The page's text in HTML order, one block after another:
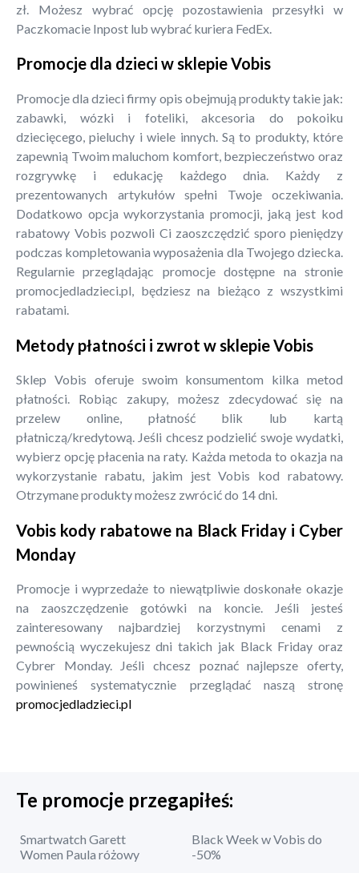
zł. Możesz wybrać opcję pozostawienia przesyłki w
Paczkomacie Inpost lub wybrać kuriera FedEx.
Promocje dla dzieci w sklepie Vobis
Promocje dla dzieci firmy opis obejmują produkty takie jak:
zabawki, wózki i foteliki, akcesoria do pokoiku
dziecięcego, pieluchy i wiele innych. Są to produkty, które
zapewnią Twoim maluchom komfort, bezpieczeństwo oraz
rozgrywkę i edukację każdego dnia. Każdy z
prezentowanych artykułów spełni Twoje oczekiwania.
Dodatkowo opcja wykorzystania promocji, jaką jest kod
rabatowy Vobis pozwoli Ci zaoszczędzić sporo pieniędzy
podczas kompletowania wyposażenia dla Twojego dziecka.
Regularnie przeglądając promocje dostępne na stronie
promocjedladzieci.pl, będziesz na bieżąco z wszystkimi
rabatami.
Metody płatności i zwrot w sklepie Vobis
Sklep Vobis oferuje swoim konsumentom kilka metod
płatności. Robiąc zakupy, możesz zdecydować się na
przelew online, płatność blik lub kartą
płatniczą/kredytową. Jeśli chcesz podzielić swoje wydatki,
wybierz opcję płacenia na raty. Każda metoda to okazja na
wykorzystanie rabatu, jakim jest Vobis kod rabatowy.
Otrzymane produkty możesz zwrócić do 14 dni.
Vobis kody rabatowe na Black Friday i Cyber
Monday
Promocje i wyprzedaże to niewątpliwie doskonałe okazje
na zaoszczędzenie gotówki na koncie. Jeśli jesteś
zainteresowany najbardziej korzystnymi cenami z
pewnością wyczekujesz dni takich jak Black Friday oraz
Cybrer Monday. Jeśli chcesz poznać najlepsze oferty,
powinieneś systematycznie przeglądać naszą stronę
promocjedladzieci.pl
Te promocje przegapiłeś:
Smartwatch Garett
Women Paula różowy
Black Week w Vobis do
-50%